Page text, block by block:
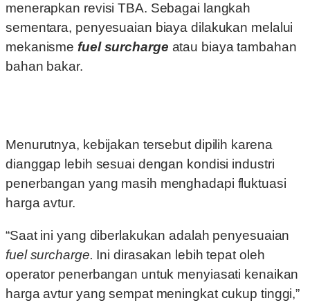
menerapkan revisi TBA. Sebagai langkah
sementara, penyesuaian biaya dilakukan melalui
mekanisme fuel surcharge atau biaya tambahan
bahan bakar.
Menurutnya, kebijakan tersebut dipilih karena
dianggap lebih sesuai dengan kondisi industri
penerbangan yang masih menghadapi fluktuasi
harga avtur.
“Saat ini yang diberlakukan adalah penyesuaian
fuel surcharge. Ini dirasakan lebih tepat oleh
operator penerbangan untuk menyiasati kenaikan
harga avtur yang sempat meningkat cukup tinggi,”